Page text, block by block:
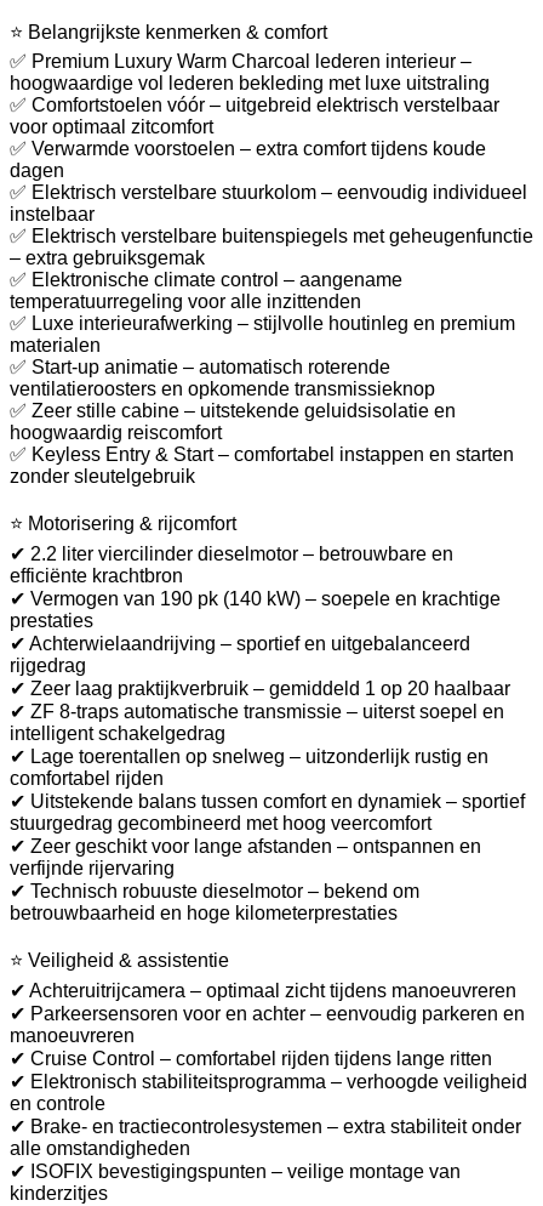
⭐ Belangrijkste kenmerken & comfort
✅ Premium Luxury Warm Charcoal lederen interieur –
hoogwaardige vol lederen bekleding met luxe uitstraling
✅ Comfortstoelen vóór – uitgebreid elektrisch verstelbaar
voor optimaal zitcomfort
✅ Verwarmde voorstoelen – extra comfort tijdens koude
dagen
✅ Elektrisch verstelbare stuurkolom – eenvoudig individueel
instelbaar
✅ Elektrisch verstelbare buitenspiegels met geheugenfunctie
– extra gebruiksgemak
✅ Elektronische climate control – aangename
temperatuurregeling voor alle inzittenden
✅ Luxe interieurafwerking – stijlvolle houtinleg en premium
materialen
✅ Start-up animatie – automatisch roterende
ventilatieroosters en opkomende transmissieknop
✅ Zeer stille cabine – uitstekende geluidsisolatie en
hoogwaardig reiscomfort
✅ Keyless Entry & Start – comfortabel instappen en starten
zonder sleutelgebruik
⭐ Motorisering & rijcomfort
✔ 2.2 liter viercilinder dieselmotor – betrouwbare en
efficiënte krachtbron
✔ Vermogen van 190 pk (140 kW) – soepele en krachtige
prestaties
✔ Achterwielaandrijving – sportief en uitgebalanceerd
rijgedrag
✔ Zeer laag praktijkverbruik – gemiddeld 1 op 20 haalbaar
✔ ZF 8-traps automatische transmissie – uiterst soepel en
intelligent schakelgedrag
✔ Lage toerentallen op snelweg – uitzonderlijk rustig en
comfortabel rijden
✔ Uitstekende balans tussen comfort en dynamiek – sportief
stuurgedrag gecombineerd met hoog veercomfort
✔ Zeer geschikt voor lange afstanden – ontspannen en
verfijnde rijervaring
✔ Technisch robuuste dieselmotor – bekend om
betrouwbaarheid en hoge kilometerprestaties
⭐ Veiligheid & assistentie
✔ Achteruitrijcamera – optimaal zicht tijdens manoeuvreren
✔ Parkeersensoren voor en achter – eenvoudig parkeren en
manoeuvreren
✔ Cruise Control – comfortabel rijden tijdens lange ritten
✔ Elektronisch stabiliteitsprogramma – verhoogde veiligheid
en controle
✔ Brake- en tractiecontrolesystemen – extra stabiliteit onder
alle omstandigheden
✔ ISOFIX bevestigingspunten – veilige montage van
kinderzitjes